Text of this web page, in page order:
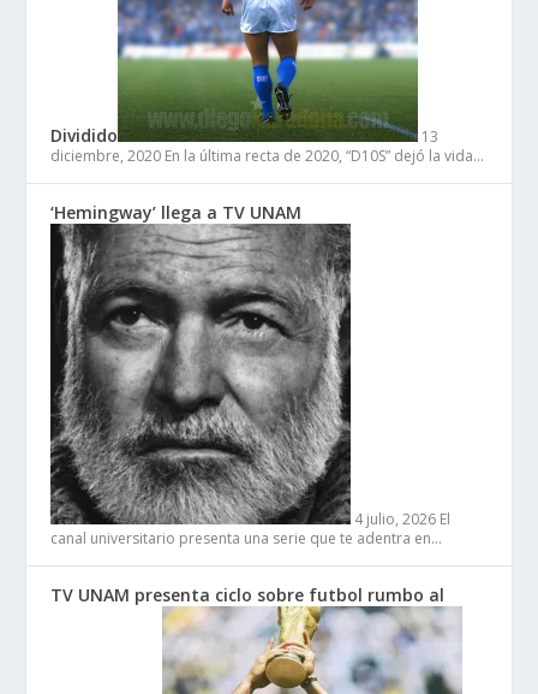
Dividido
13
diciembre, 2020 En la última recta de 2020, “D10S” dejó la vida…
‘Hemingway’ llega a TV UNAM
4 julio, 2026 El
canal universitario presenta una serie que te adentra en…
TV UNAM presenta ciclo sobre futbol rumbo al